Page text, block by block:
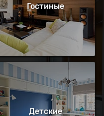
Гостиные
Детские